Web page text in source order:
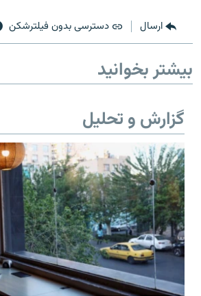
ارسال دسترسی بدون فیلترشکن
بیشتر بخوانید
گزارش و تحلیل